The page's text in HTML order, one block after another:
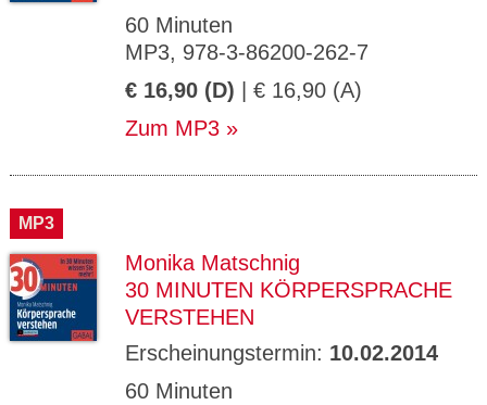
60 Minuten
MP3, 978-3-86200-262-7
€ 16,90 (D) | € 16,90 (A)
Zum MP3
MP3
Monika Matschnig
30 MINUTEN KÖRPERSPRACHE
VERSTEHEN
Erscheinungstermin: 10.02.2014
60 Minuten